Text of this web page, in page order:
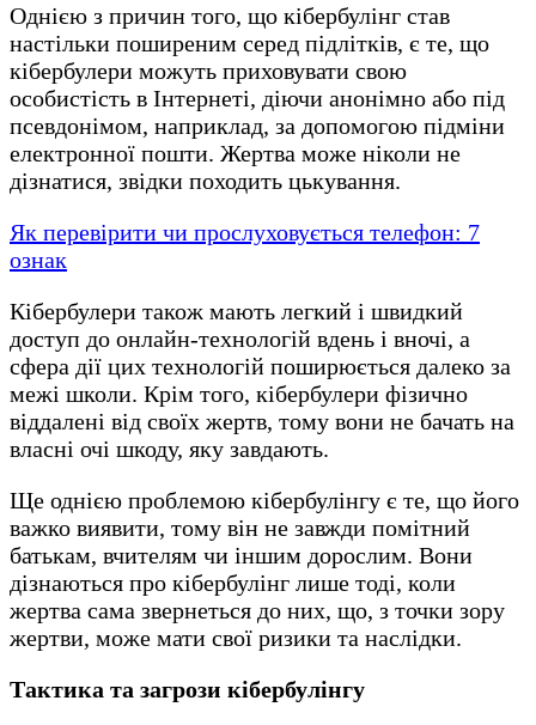
Однією з причин того, що кібербулінг став
настільки поширеним серед підлітків, є те, що
кібербулери можуть приховувати свою
особистість в Інтернеті, діючи анонімно або під
псевдонімом, наприклад, за допомогою підміни
електронної пошти. Жертва може ніколи не
дізнатися, звідки походить цькування.
Як перевірити чи прослуховується телефон: 7
ознак
Кібербулери також мають легкий і швидкий
доступ до онлайн-технологій вдень і вночі, а
сфера дії цих технологій поширюється далеко за
межі школи. Крім того, кібербулери фізично
віддалені від своїх жертв, тому вони не бачать на
власні очі шкоду, яку завдають.
Ще однією проблемою кібербулінгу є те, що його
важко виявити, тому він не завжди помітний
батькам, вчителям чи іншим дорослим. Вони
дізнаються про кібербулінг лише тоді, коли
жертва сама звернеться до них, що, з точки зору
жертви, може мати свої ризики та наслідки.
Тактика та загрози кібербулінгу